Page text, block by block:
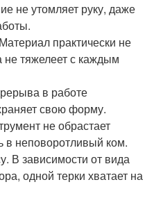
не утомляет руку, даже
практически не
не тяжелеет с каждым
в работе
свою форму.
не обрастает
в неповоротливый ком.
В зависимости от вида
одной терки хватает на